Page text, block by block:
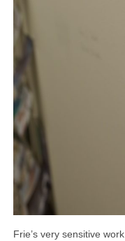
Frie’s very sensitive work.